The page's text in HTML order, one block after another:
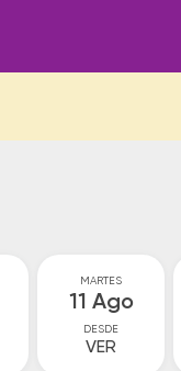
MARTES
11 Ago
DESDE
VER